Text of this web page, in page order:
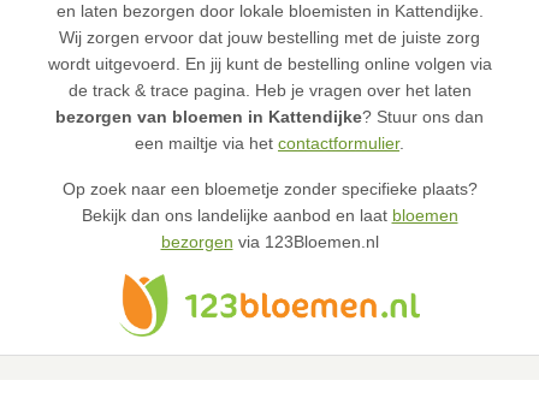
en laten bezorgen door lokale bloemisten in Kattendijke.
Wij zorgen ervoor dat jouw bestelling met de juiste zorg
wordt uitgevoerd. En jij kunt de bestelling online volgen via
de track & trace pagina. Heb je vragen over het laten
bezorgen van bloemen in Kattendijke? Stuur ons dan
een mailtje via het contactformulier.
Op zoek naar een bloemetje zonder specifieke plaats?
Bekijk dan ons landelijke aanbod en laat bloemen
bezorgen via 123Bloemen.nl